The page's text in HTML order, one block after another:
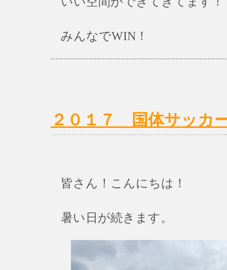
みんなでWIN！
２０１７ 国体サッカ
皆さん！こんにちは！
暑い日が続きます。